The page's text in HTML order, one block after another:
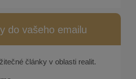
do vašeho emailu
články v oblasti realit.